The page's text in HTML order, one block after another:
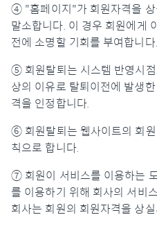
④ "홈페이지"가 회원자격을 상
말소합니다. 이 경우 회원에게
전에 소명할 기회를 부여합니다.
⑤ 회원탈퇴는 시스템 반영시
상의 이유로 탈퇴이전에 발생
격을 인정합니다.
⑥ 회원탈퇴는 웹사이트의 회
칙으로 합니다.
⑦ 회원이 서비스를 이용하는
를 이용하기 위해 회사의 서비
회사는 회원의 회원자격을 상